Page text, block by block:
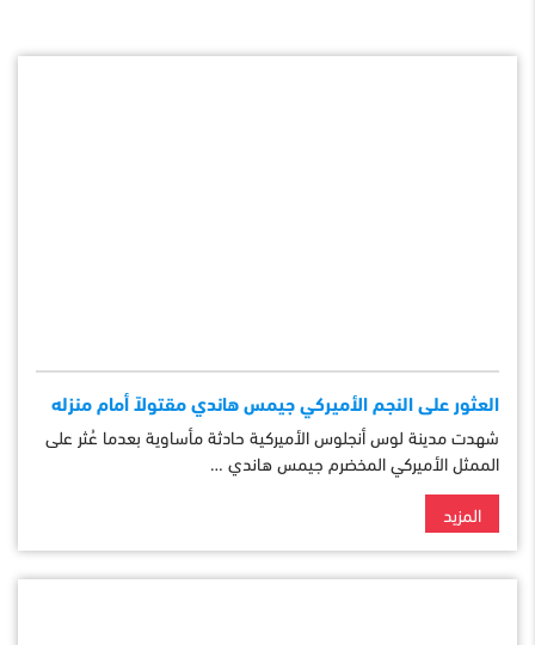
العثور على النجم الأميركي جيمس هاندي مقتولاً أمام منزله
شهدت مدينة لوس أنجلوس الأميركية حادثة مأساوية بعدما عُثر على
الممثل الأميركي المخضرم جيمس هاندي …
المزيد